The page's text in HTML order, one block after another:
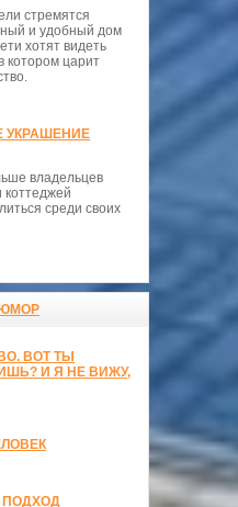
стремятся
и удобный дом
хотят видеть
котором царит
УКРАШЕНИЕ
владельцев
коттеджей
среди своих
ВОТ ТЫ
И Я НЕ ВИЖУ,